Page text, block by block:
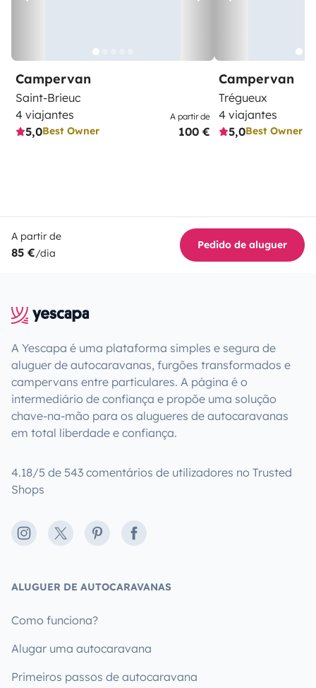
Campervan
Saint-Brieuc
4 viajantes
5,0Best Owner
A partir de
100 €
Campervan
Trégueux
4 viajantes
5,0Best Owner
A partir de
85 €/dia
Pedido de aluguer
A Yescapa é uma plataforma simples e segura de
aluguer de autocaravanas, furgões transformados e
campervans entre particulares. A página é o
intermediário de confiança e propõe uma solução
chave-na-mão para os alugueres de autocaravanas
em total liberdade e confiança.
4.18/5 de 543 comentários de utilizadores no Trusted
Shops
Instagram
X PinterestFacebook
ALUGUER DE AUTOCARAVANAS
Como funciona?
Alugar uma autocaravana
Primeiros passos de autocaravana